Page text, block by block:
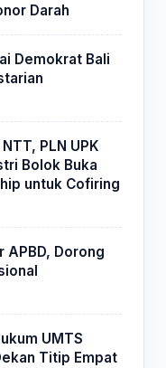
Darah
Demokrat Bali
PLN UPK
Bolok Buka
untuk Cofiring
Dorong
UMTS
Titip Empat